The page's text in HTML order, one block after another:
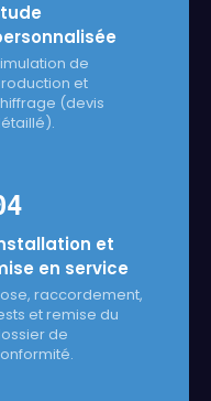
de
et
(devis
et
en service
raccordement,
et remise du
de